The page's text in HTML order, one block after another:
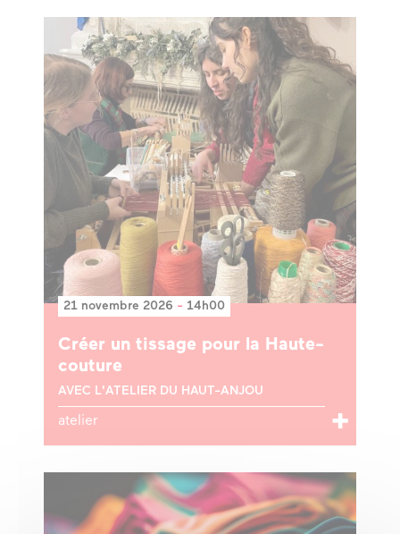
21 novembre 2026 - 14h00
Créer un tissage pour la Haute-
couture
AVEC L'ATELIER DU HAUT-ANJOU
atelier